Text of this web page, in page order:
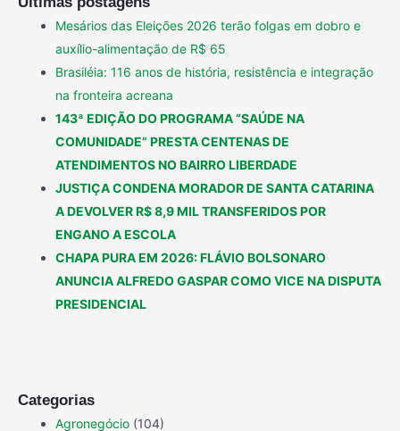
Mesários das Eleições 2026 terão folgas em dobro e
auxílio-alimentação de R$ 65
Brasiléia: 116 anos de história, resistência e integração
na fronteira acreana
143ª EDIÇÃO DO PROGRAMA “SAÚDE NA
COMUNIDADE” PRESTA CENTENAS DE
ATENDIMENTOS NO BAIRRO LIBERDADE
JUSTIÇA CONDENA MORADOR DE SANTA CATARINA
A DEVOLVER R$ 8,9 MIL TRANSFERIDOS POR
ENGANO A ESCOLA
CHAPA PURA EM 2026: FLÁVIO BOLSONARO
ANUNCIA ALFREDO GASPAR COMO VICE NA DISPUTA
PRESIDENCIAL
Categorias
Agronegócio (104)